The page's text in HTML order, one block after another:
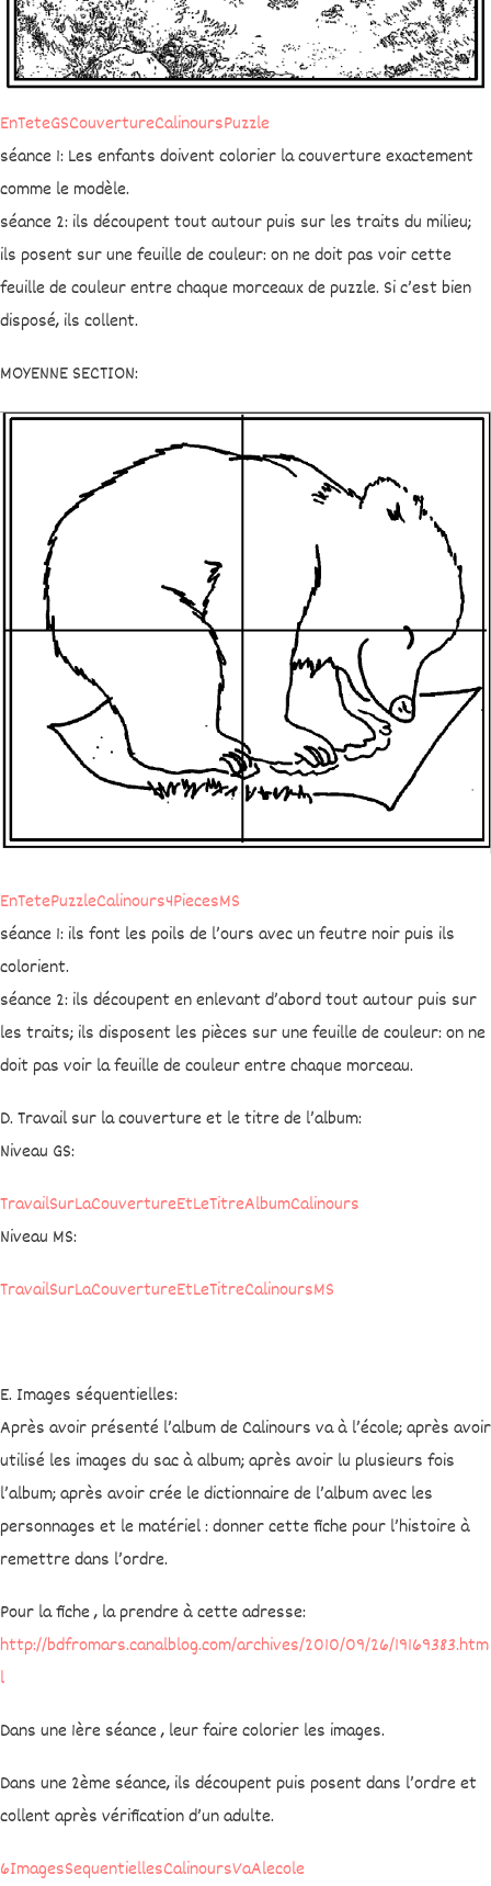
EnTeteGSCouvertureCalinoursPuzzle
séance 1: Les enfants doivent colorier la couverture exactement
comme le modèle.
séance 2: ils découpent tout autour puis sur les traits du milieu;
ils posent sur une feuille de couleur: on ne doit pas voir cette
feuille de couleur entre chaque morceaux de puzzle. Si c’est bien
disposé, ils collent.
MOYENNE SECTION:
EnTetePuzzleCalinours4PiecesMS
séance 1: ils font les poils de l’ours avec un feutre noir puis ils
colorient.
séance 2: ils découpent en enlevant d’abord tout autour puis sur
les traits; ils disposent les pièces sur une feuille de couleur: on ne
doit pas voir la feuille de couleur entre chaque morceau.
D. Travail sur la couverture et le titre de l’album:
Niveau GS:
TravailSurLaCouvertureEtLeTitreAlbumCalinours
Niveau MS:
TravailSurLaCouvertureEtLeTitreCalinoursMS
E. Images séquentielles:
Après avoir présenté l’album de Calinours va à l’école; après avoir
utilisé les images du sac à album; après avoir lu plusieurs fois
l’album; après avoir crée le dictionnaire de l’album avec les
personnages et le matériel : donner cette fiche pour l’histoire à
remettre dans l’ordre.
Pour la fiche , la prendre à cette adresse:
http://bdfromars.canalblog.com/archives/2010/09/26/19169383.htm
l
Dans une 1ère séance , leur faire colorier les images.
Dans une 2ème séance, ils découpent puis posent dans l’ordre et
collent après vérification d’un adulte.
6ImagesSequentiellesCalinoursVaAlecole